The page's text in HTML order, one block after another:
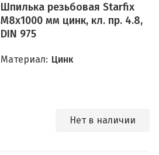
Шпилька резьбовая Starfix
M8x1000 мм цинк, кл. пр. 4.8,
DIN 975
Материал: Цинк
Нет в наличии